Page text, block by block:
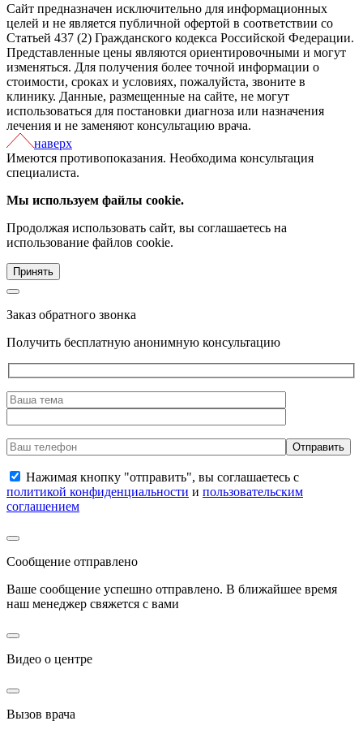
Сайт предназначен исключительно для информационных
целей и не является публичной офертой в соответствии со
Статьей 437 (2) Гражданского кодекса Российской Федерации.
Представленные цены являются ориентировочными и могут
изменяться. Для получения более точной информации о
стоимости, сроках и условиях, пожалуйста, звоните в
клинику. Данные, размещенные на сайте, не могут
использоваться для постановки диагноза или назначения
лечения и не заменяют консультацию врача.
наверх
Имеются противопоказания. Необходима консультация
специалиста.
Мы используем файлы cookie.
Продолжая использовать сайт, вы соглашаетесь на
использование файлов cookie.
Принять
Заказ обратного звонка
Получить бесплатную анонимную консультацию
Нажимая кнопку "отправить", вы соглашаетесь с
политикой конфиденциальности и пользовательским
соглашением
Сообщение отправлено
Ваше сообщение успешно отправлено. В ближайшее время
наш менеджер свяжется с вами
Видео о центре
Вызов врача